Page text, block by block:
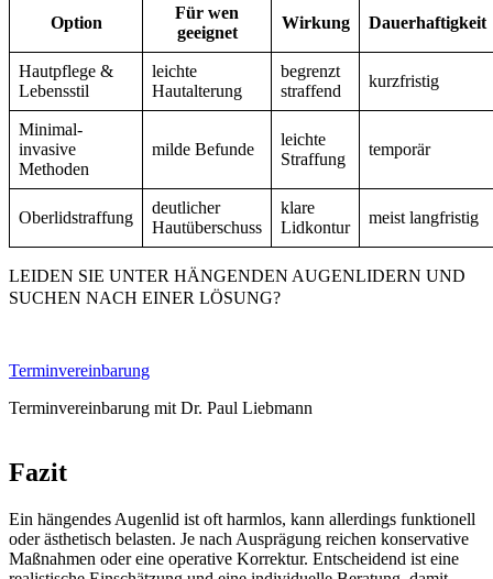
Option
Für wen
geeignet
Wirkung Dauerhaftigkeit
Hautpflege &
Lebensstil
leichte
Hautalterung
begrenzt
straffend
kurzfristig
Minimal-
invasive
Methoden
milde Befunde
leichte
Straffung
temporär
Oberlidstraffung
deutlicher
Hautüberschuss
klare
Lidkontur
meist langfristig
LEIDEN SIE UNTER HÄNGENDEN AUGENLIDERN UND
SUCHEN NACH EINER LÖSUNG?
Terminvereinbarung
Terminvereinbarung mit Dr. Paul Liebmann
Fazit
Ein hängendes Augenlid ist oft harmlos, kann allerdings funktionell
oder ästhetisch belasten. Je nach Ausprägung reichen konservative
Maßnahmen oder eine operative Korrektur. Entscheidend ist eine